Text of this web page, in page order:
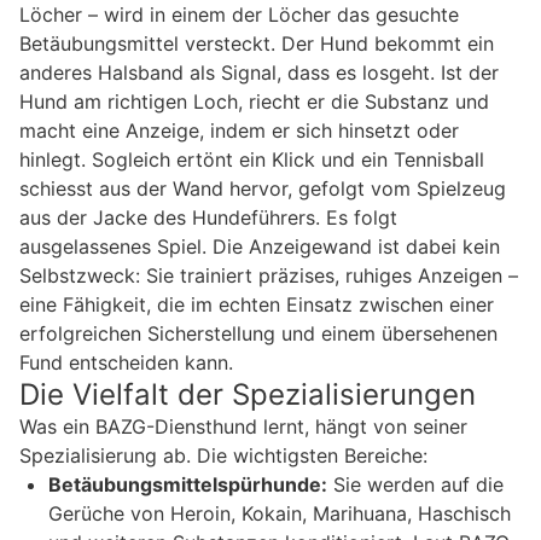
Löcher – wird in einem der Löcher das gesuchte
Betäubungsmittel versteckt. Der Hund bekommt ein
anderes Halsband als Signal, dass es losgeht. Ist der
Hund am richtigen Loch, riecht er die Substanz und
macht eine Anzeige, indem er sich hinsetzt oder
hinlegt. Sogleich ertönt ein Klick und ein Tennisball
schiesst aus der Wand hervor, gefolgt vom Spielzeug
aus der Jacke des Hundeführers. Es folgt
ausgelassenes Spiel. Die Anzeigewand ist dabei kein
Selbstzweck: Sie trainiert präzises, ruhiges Anzeigen –
eine Fähigkeit, die im echten Einsatz zwischen einer
erfolgreichen Sicherstellung und einem übersehenen
Fund entscheiden kann.
Die Vielfalt der Spezialisierungen
Was ein BAZG-Diensthund lernt, hängt von seiner
Spezialisierung ab. Die wichtigsten Bereiche:
Betäubungsmittelspürhunde: Sie werden auf die
Gerüche von Heroin, Kokain, Marihuana, Haschisch